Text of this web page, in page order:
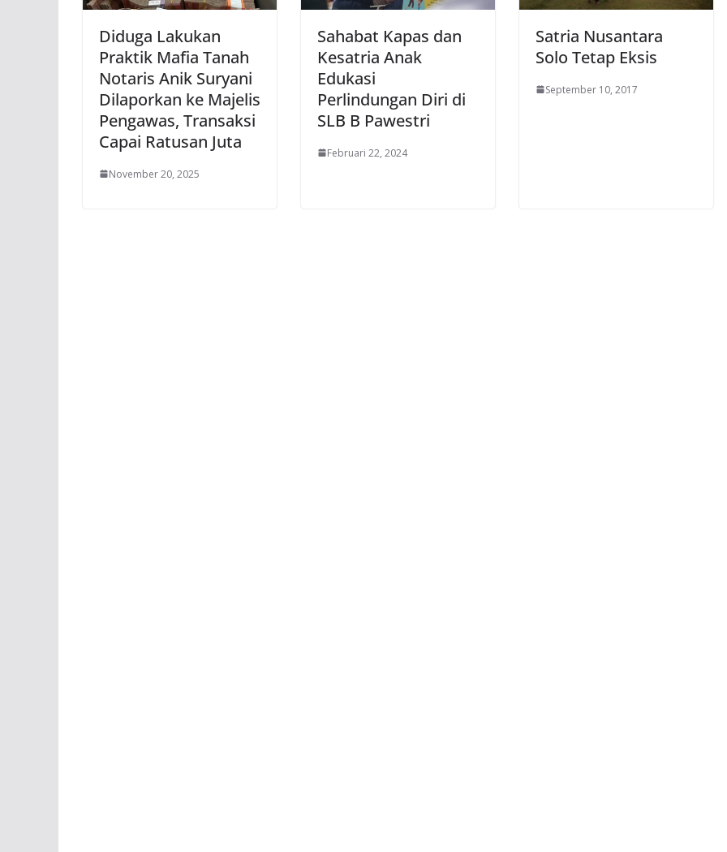
Diduga Lakukan
Praktik Mafia Tanah
Notaris Anik Suryani
Dilaporkan ke Majelis
Pengawas, Transaksi
Capai Ratusan Juta
November 20, 2025
Sahabat Kapas dan
Kesatria Anak
Edukasi
Perlindungan Diri di
SLB B Pawestri
Februari 22, 2024
Satria Nusantara
Solo Tetap Eksis
September 10, 2017